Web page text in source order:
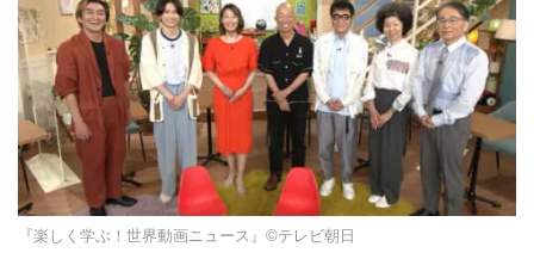
『楽しく学ぶ！世界動画ニュース』©テレビ朝日